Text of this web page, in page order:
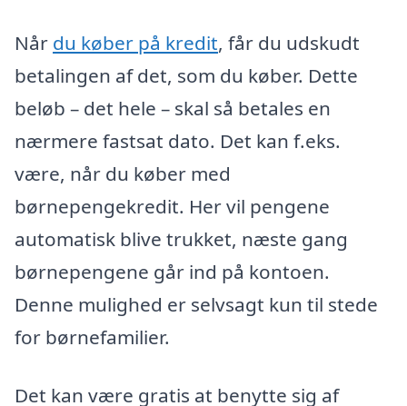
Når du køber på kredit, får du udskudt
betalingen af det, som du køber. Dette
beløb – det hele – skal så betales en
nærmere fastsat dato. Det kan f.eks.
være, når du køber med
børnepengekredit. Her vil pengene
automatisk blive trukket, næste gang
børnepengene går ind på kontoen.
Denne mulighed er selvsagt kun til stede
for børnefamilier.
Det kan være gratis at benytte sig af